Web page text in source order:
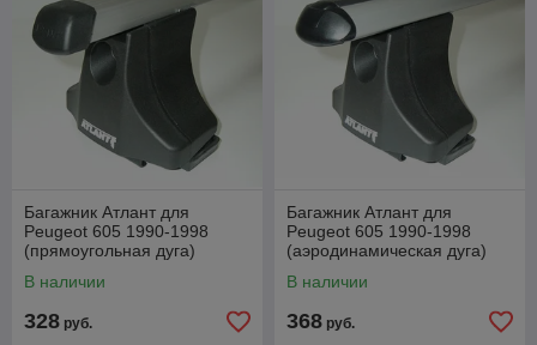
Багажник Атлант для
Peugeot 605 1990-1998
(прямоугольная дуга)
В наличии
328 руб.
Багажник Атлант для
Peugeot 605 1990-1998
(аэродинамическая дуга)
В наличии
368 руб.